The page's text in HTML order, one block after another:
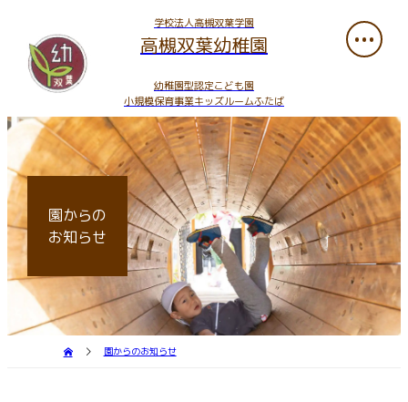
学校法人高槻双葉学園
高槻双葉幼稚園
幼稚園型認定こども園
小規模保育事業キッズルームふたば
園からの
お知らせ
園からのお知らせ